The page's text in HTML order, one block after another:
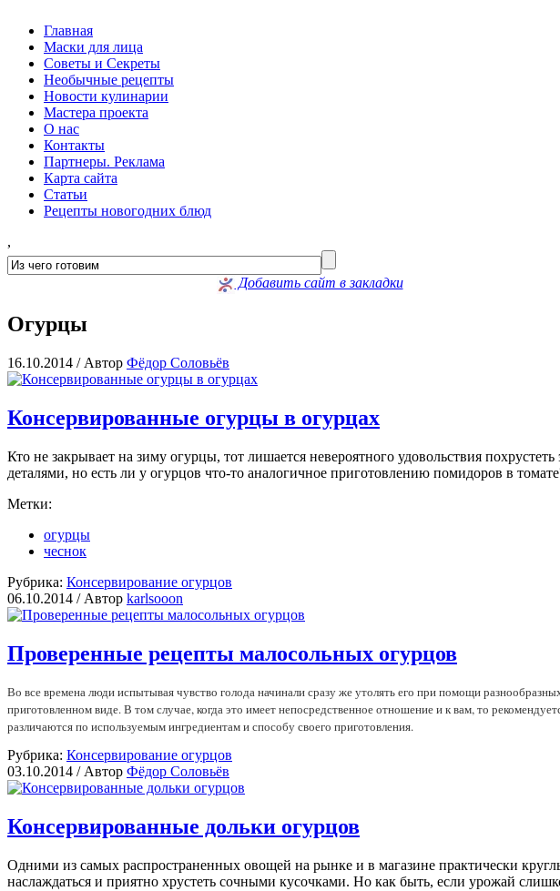
Главная
Маски для лица
Советы и Секреты
Необычные рецепты
Новости кулинарии
Мастера проекта
О нас
Контакты
Партнеры. Реклама
Карта сайта
Статьи
Рецепты новогодних блюд
,
Добавить сайт в закладки
Огурцы
16.10.2014 / Автор Фёдор Соловьёв
Консервированные огурцы в огурцах
Кто не закрывает на зиму огурцы, тот лишается невероятного удовольствия
деталями, но есть ли у огурцов что-то аналогичное приготовлению помидоров в
Метки:
огурцы
чеснок
Рубрика: Консервирование огурцов
06.10.2014 / Автор karlsooon
Проверенные рецепты малосольных огурцов
Во все времена люди испытывая чувство голода начинали сразу же утолять его при помощи
приготовленном виде. В том случае, когда это имеет непосредственное отношение и к вам, то
различаются по используемым ингредиентам и способу своего приготовления.
Рубрика: Консервирование огурцов
03.10.2014 /Автор Фёдор Соловьёв
Консервированные дольки огурцов
Одними из самых распространенных овощей на рынке и в магазине практически
наслаждаться и приятно хрустеть сочными кусочками. Но как быть, если урожай